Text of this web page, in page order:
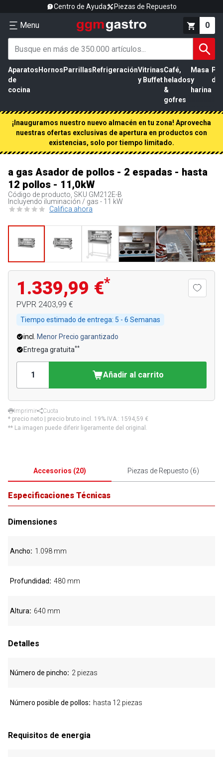
Centro de Ayuda Piezas de Repuesto
Menu 0
Aparatos
de
cocina
Hornos Parrillas RefrigeraciónVitrinas
y Buffet
Café,
helados
&
gofres
Masa
y
harina
de
¡Inauguramos nuestro nuevo almacén en tu zona! Aprovecha
nuestras ofertas exclusivas de apertura en productos con
existencias, solo por tiempo limitado.
a gas Asador de pollos - 2 espadas - hasta
12 pollos - 11,0kW
Código de producto, SKU GM212E-B
Incluyendo iluminación / gas - 11 kW
Califica ahora
1.339,99 €*
PVPR 2403,99 €
Tiempo estimado de entrega: 5 - 6 Semanas
incl.
Menor Precio garantizado
Entrega gratuita**
Añadir al carrito
Imprimir
Cuota
* precio neto | precio bruto incl. 19% IVA.: 1594,59 €
** La imagen puede diferir ligeramente del original.
Accesorios (20) Piezas de Repuesto (6)
Especificaciones Técnicas
Dimensiones
Ancho 1.098 mm
Profundidad 480 mm
Altura 640 mm
Detalles
Número de pincho 2 piezas
Número posible de pollos hasta 12 piezas
Requisitos de energia